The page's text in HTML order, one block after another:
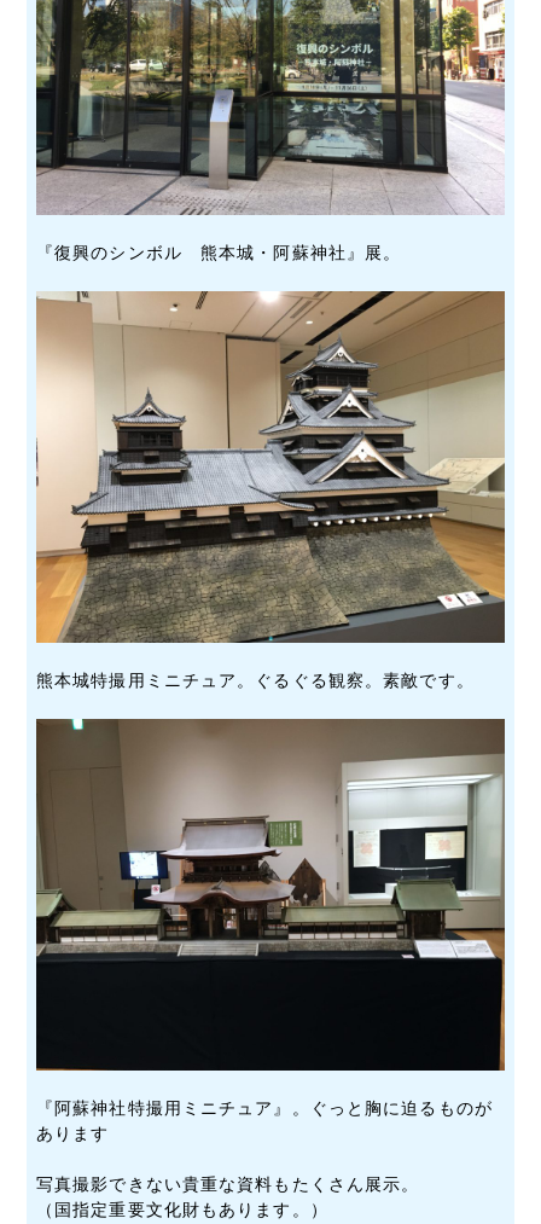
『復興のシンボル 熊本城・阿蘇神社』展。
熊本城特撮用ミニチュア。ぐるぐる観察。素敵です。
『阿蘇神社特撮用ミニチュア』。ぐっと胸に迫るものが
あります
写真撮影できない貴重な資料もたくさん展示。
（国指定重要文化財もあります。）